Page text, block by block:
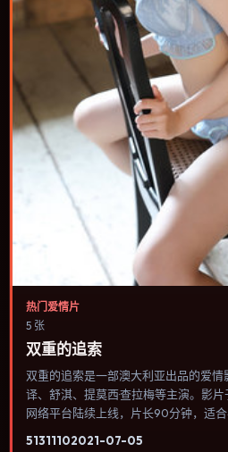
热门爱情片
5 张
双重的追索
双重的追索是一部澳大利亚出品的爱
译、舒淇、提莫西·查拉梅等主演。影
网络平台陆续上线，片长90分钟，适
51311102021-07-05